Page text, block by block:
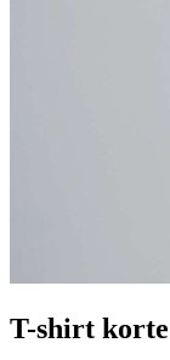
T-shirt korte